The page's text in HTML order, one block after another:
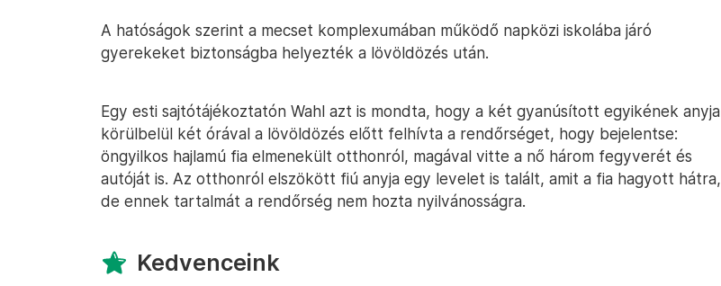
A hatóságok szerint a mecset komplexumában működő napközi iskolába járó
gyerekeket biztonságba helyezték a lövöldözés után.
Egy esti sajtótájékoztatón Wahl azt is mondta, hogy a két gyanúsított egyikének anyja
körülbelül két órával a lövöldözés előtt felhívta a rendőrséget, hogy bejelentse:
öngyilkos hajlamú fia elmenekült otthonról, magával vitte a nő három fegyverét és
autóját is. Az otthonról elszökött fiú anyja egy levelet is talált, amit a fia hagyott hátra,
de ennek tartalmát a rendőrség nem hozta nyilvánosságra.
Kedvenceink